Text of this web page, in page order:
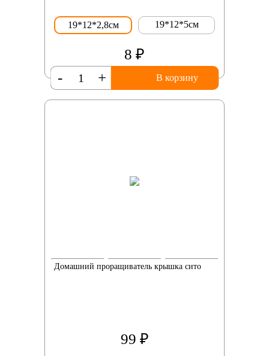
19*12*2,8см 19*12*5см
8 ₽
+
- В корзину
Домашний проращиватель крышка сито
99 ₽